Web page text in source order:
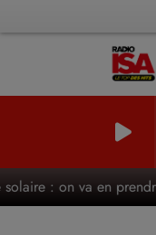
on va en prendre